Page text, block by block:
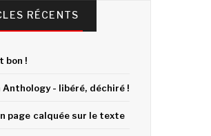
RÉCENTS
bon !
Anthology - libéré, déchiré !
page calquée sur le texte